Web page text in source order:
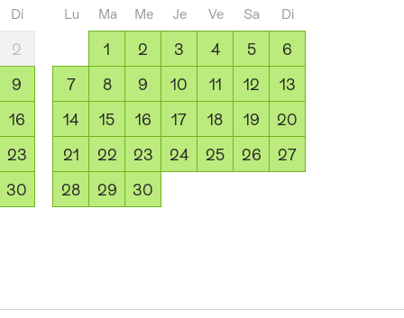
Di
2
9
16
23
30
Lu Ma Me Je Ve Sa Di
1 2 3 4 5
6
7
8 9 10 11 12
13
14
15 16 17 18 19
20
21
22 23 24 25 26
27
28
29 30